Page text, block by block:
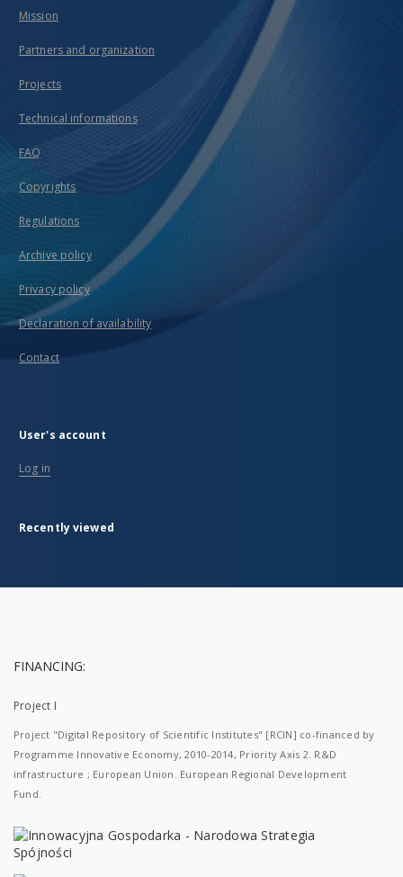
Mission
Partners and organization
Projects
Technical informations
FAQ
Copyrights
Regulations
Archive policy
Privacy policy
Declaration of availability
Contact
User's account
Log in
Recently viewed
FINANCING:
Project I
Project "Digital Repository of Scientific Institutes" [RCIN] co-financed by
Programme Innovative Economy, 2010-2014, Priority Axis 2. R&D
infrastructure ; European Union. European Regional Development
Fund.